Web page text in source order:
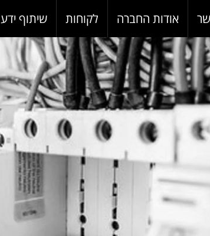
אודות החברה לקוחות שיתוף ידע